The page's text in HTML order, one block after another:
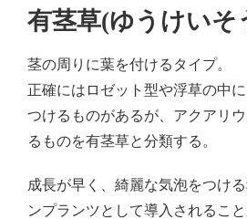
有茎草(ゆうけいそ
茎の周りに葉を付けるタイプ。
正確にはロゼット型や浮草の中
つけるものがあるが、アクアリ
るものを有茎草と分類する。
成長が早く、綺麗な気泡をつけ
ンプランツとして導入されるこ